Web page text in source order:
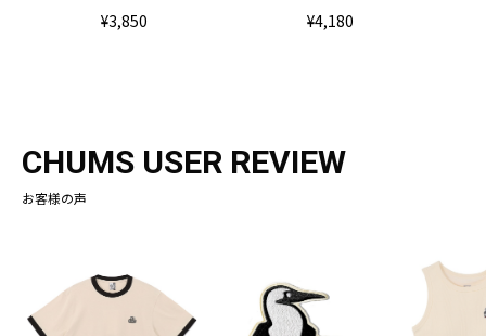
¥3,850 ¥4,180
CHUMS USER REVIEW
お客様の声